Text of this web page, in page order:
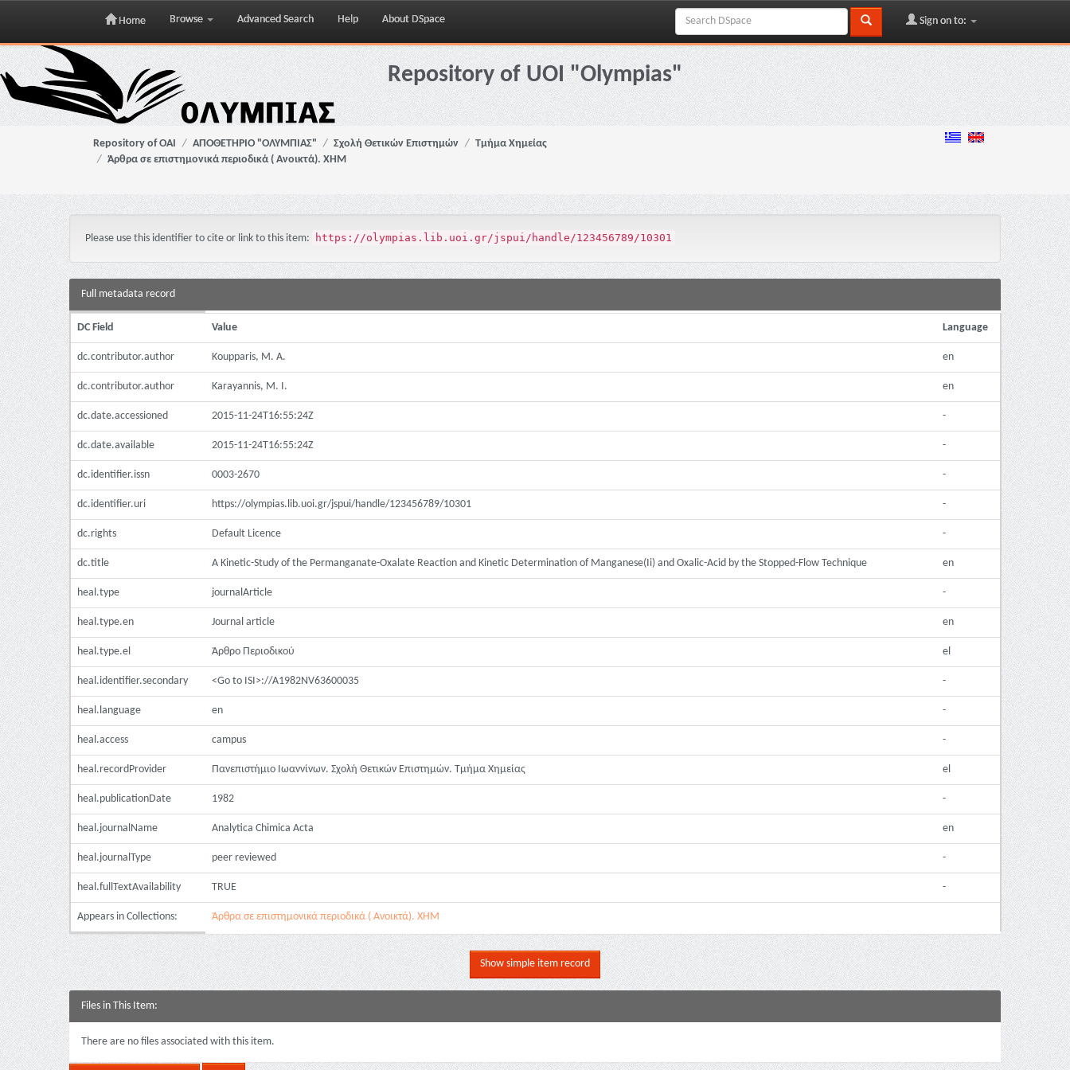
Skip
navigation
Home Browse Advanced Search Help About DSpace Sign on to:
Repository of UOI "Olympias"
Repository of OAI ΑΠΟΘΕΤΗΡΙΟ "ΟΛΥΜΠΙΑΣ" Σχολή Θετικών Επιστημών
Τμήμα Χημείας
Άρθρα σε επιστημονικά περιοδικά ( Ανοικτά). ΧΗΜ
Please use this identifier to cite or link to this item: https://olympias.lib.uoi.gr/jspui/handle/123456789/10301
Full metadata record
DC Field Value Language
dc.contributor.author Koupparis, M. A. en
dc.contributor.author Karayannis, M. I. en
dc.date.accessioned 2015-11-24T16:55:24Z -
dc.date.available 2015-11-24T16:55:24Z -
dc.identifier.issn 0003-2670 -
dc.identifier.uri https://olympias.lib.uoi.gr/jspui/handle/123456789/10301 -
dc.rights Default Licence -
dc.title A Kinetic-Study of the Permanganate-Oxalate Reaction and Kinetic Determination of Manganese(Ii) and Oxalic-Acid by the Stopped-Flow Technique en
heal.type journalArticle -
heal.type.en Journal article en
heal.type.el Άρθρο Περιοδικού el
heal.identifier.secondary <Go to ISI>://A1982NV63600035 -
heal.language en -
heal.access campus -
heal.recordProvider Πανεπιστήμιο Ιωαννίνων. Σχολή Θετικών Επιστημών. Τμήμα Χημείας el
heal.publicationDate 1982 -
heal.journalName Analytica Chimica Acta en
heal.journalType peer reviewed -
heal.fullTextAvailability TRUE -
Appears in Collections: Άρθρα σε επιστημονικά περιοδικά ( Ανοικτά). ΧΗΜ
Show simple item record
Files in This Item:
There are no files associated with this item.